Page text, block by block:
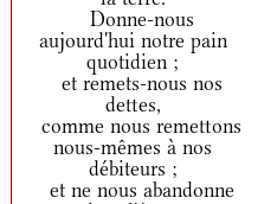
Donne-nous
aujourd'hui notre pain
quotidien ;
et remets-nous nos
dettes,
comme nous remettons
nous-mêmes à nos
débiteurs ;
et ne nous abandonne